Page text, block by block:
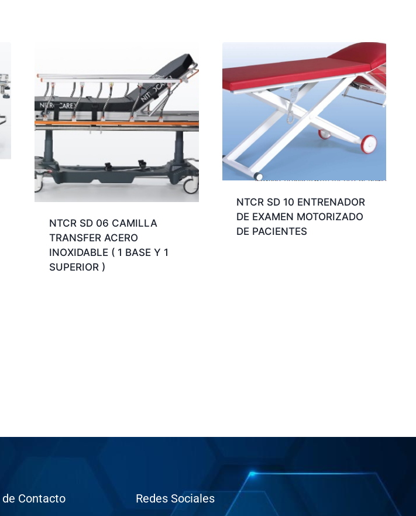
NTCR SD 06 CAMILLA
TRANSFER ACERO
INOXIDABLE ( 1 BASE Y 1
SUPERIOR )
NTCR SD 10 ENTRENADOR
DE EXAMEN MOTORIZADO
DE PACIENTES
Contacto Redes Sociales